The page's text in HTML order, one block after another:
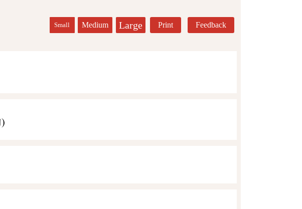
Small Medium Large Print Feedback